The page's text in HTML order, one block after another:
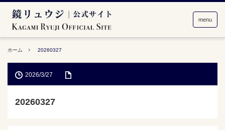
menu
ホーム 20260327
2026/3/27
20260327